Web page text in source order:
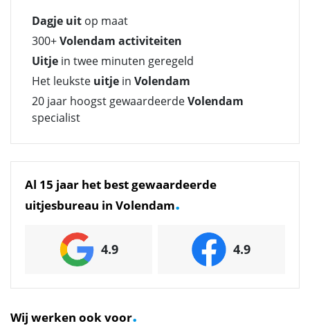
Dagje uit op maat
300+Volendam activiteiten
Uitje in twee minuten geregeld
Het leukste uitje in Volendam
20 jaar hoogst gewaardeerdeVolendam
specialist
Al 15 jaar het best gewaardeerde
uitjesbureau in Volendam.
4.9 4.9
Wij werken ook voor.